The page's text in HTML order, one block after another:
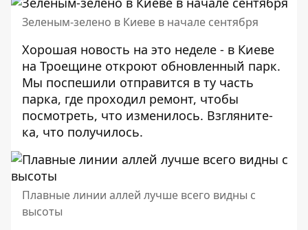
Зеленым-зелено в Киеве в начале сентября
Хорошая новость на это неделе - в Киеве
на Троещине откроют обновленный парк.
Мы поспешили отправится в ту часть
парка, где проходил ремонт, чтобы
посмотреть, что изменилось. Взгляните-
ка, что получилось.
Плавные линии аллей лучше всего видны с
высоты